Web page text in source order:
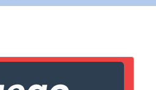
(sera inclus dans courriel)
X Fermer